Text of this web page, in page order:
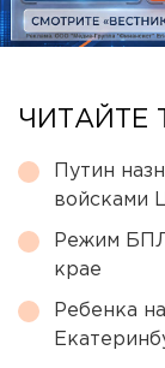
ЧИТАЙТЕ
Путин
войсками
Режим
крае
Ребенка